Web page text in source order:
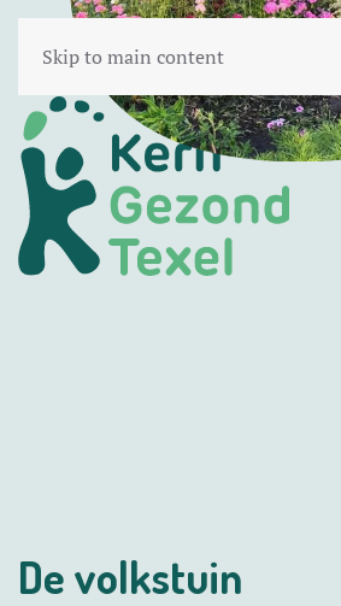
Skip to main content
De volkstuin